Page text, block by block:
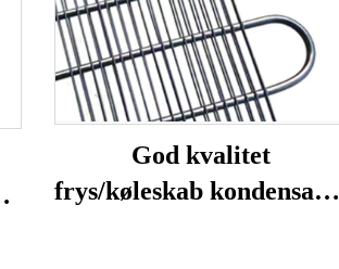
God kvalitet
frys/køleskab kondensator